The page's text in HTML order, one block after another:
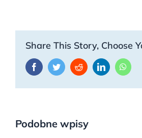
Share This Story, Choose
FacebookTwitterRedditLinkedIn
Podobne wpisy